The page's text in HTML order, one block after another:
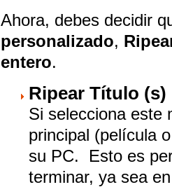
Ahora, debes decidir
personalizado,
entero.
Ripear Título
Si selecciona este
principal (película
su PC. Esto es
terminar, ya sea